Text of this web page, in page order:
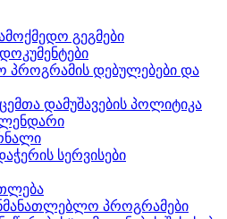
გეგმები
პროგრამის დებულებები და
დამუშავების პოლიტიკა
სერვისები
პროგრამები